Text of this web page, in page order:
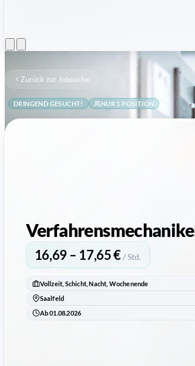
Zurück zur Jobsuche
DRINGEND GESUCHT! NUR 1 POSITION
16,69 – 17,65 €/ Std.
Vollzeit, Schicht, Nacht, Wochenende
Saalfeld
Ab 01.08.2026